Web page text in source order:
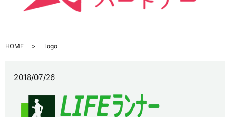
HOME logo
2018/07/26